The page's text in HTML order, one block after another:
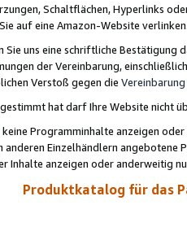
Schaltflächen, Hyperlinks
auf eine Amazon-Website
Sie uns eine schriftliche
der Vereinbarung,
Verstoß gegen die Vereinbarung
hat darf Ihre Website nicht
Programminhalte anzeigen
anderen Einzelhändlern
Inhalte anzeigen oder anderweitig
Produktkatalog für das